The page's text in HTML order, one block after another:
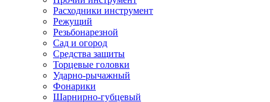
Расходники инструмент
Режущий
Резьбонарезной
Сад и огород
Средства защиты
Торцевые головки
Ударно-рычажный
Фонарики
Шарнирно-губцевый